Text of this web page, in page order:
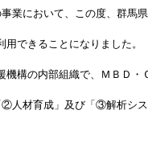
業において、この度、群馬
できることになりました。
構の内部組織で、ＭＢＤ・
人材育成」及び「③解析シ